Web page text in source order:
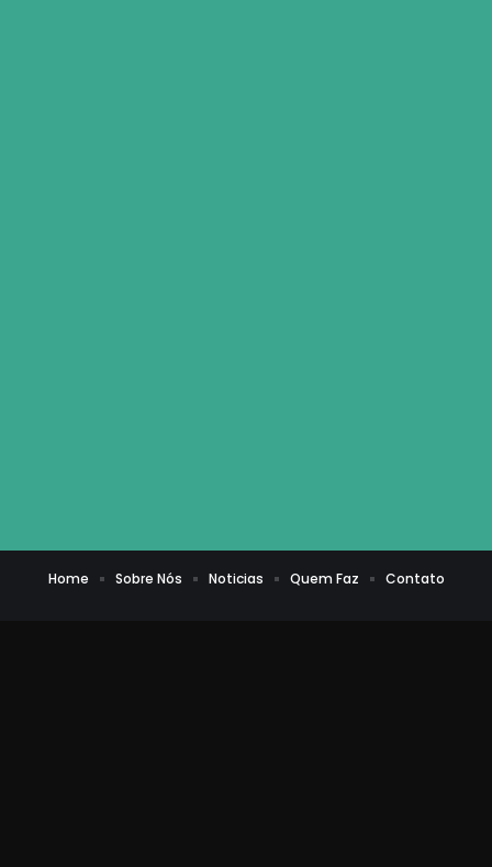
Home Sobre Nós Noticias Quem Faz Contato